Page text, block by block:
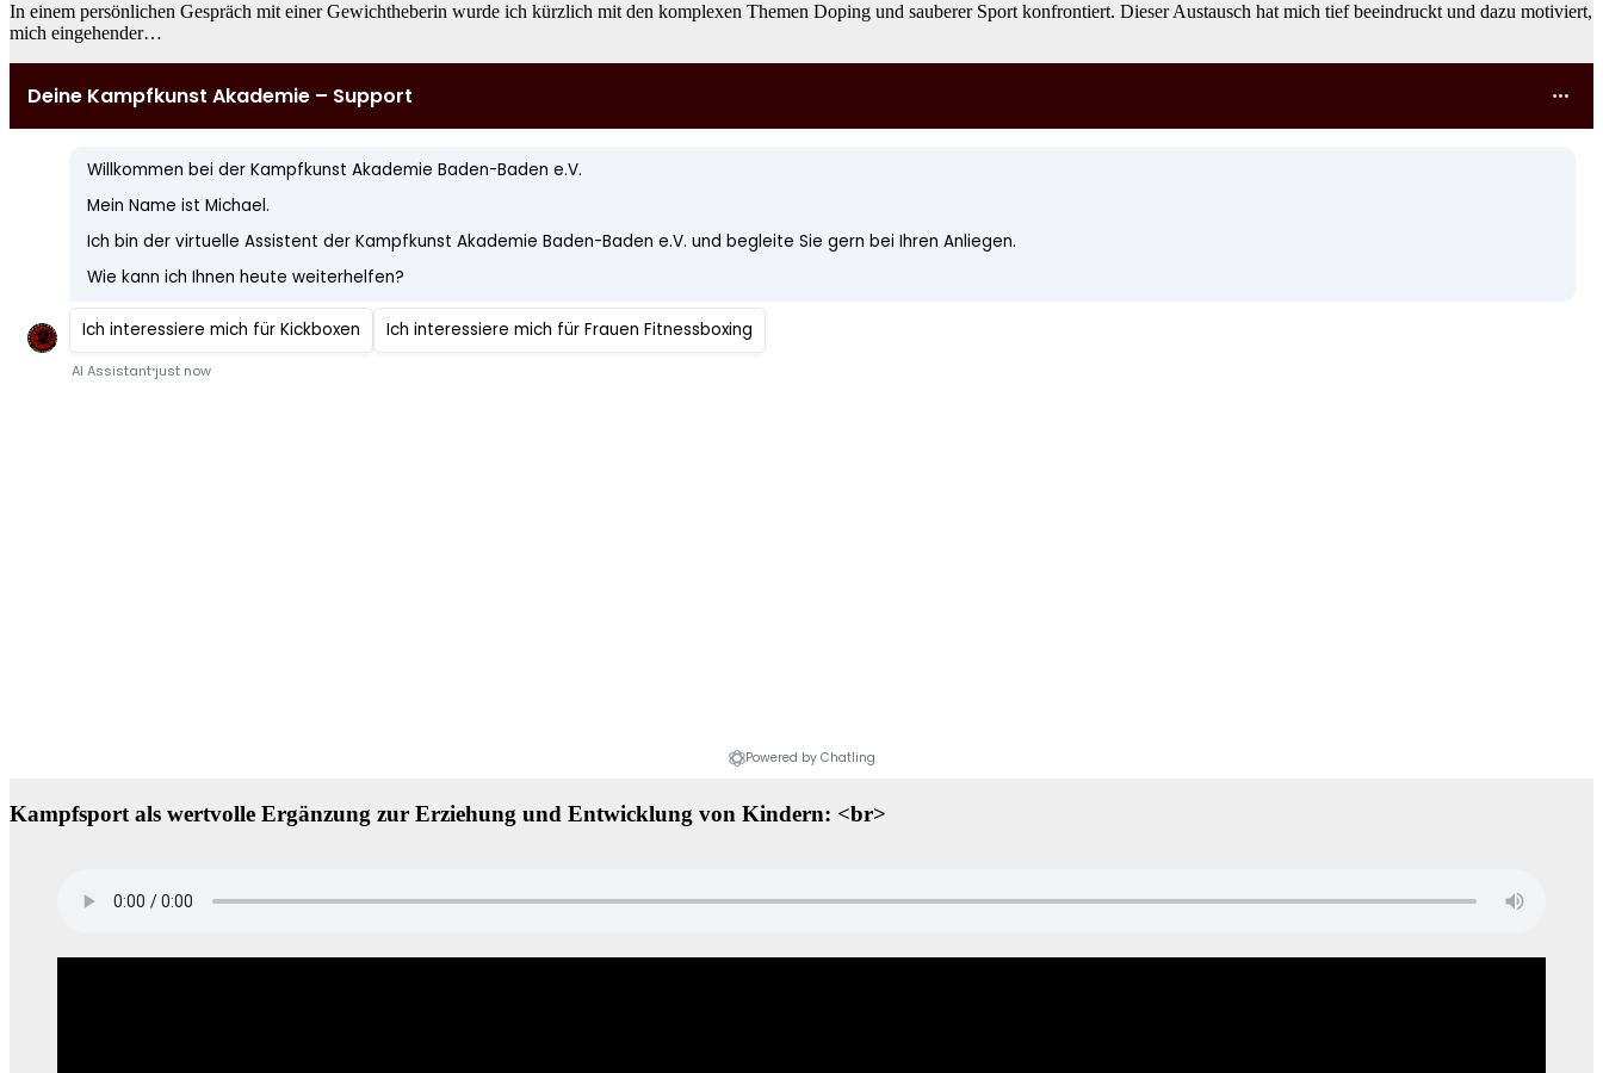
In einem persönlichen Gespräch mit einer Gewichtheberin wurde ich kürzlich mit den komplexen Themen Doping und sauberer Sport konfrontiert. Dieser Austausch hat mich tief beeindruckt und dazu motiviert,
mich eingehender…
Kampfsport als wertvolle Ergänzung zur Erziehung und Entwicklung von Kindern: <br>